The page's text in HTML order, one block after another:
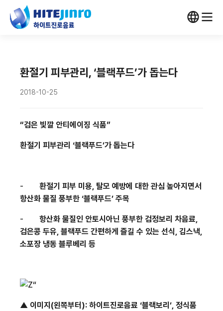
환절기 피부관리, ‘블랙푸드’가 돕는다
2018-10-25
“검은 빛깔 안티에이징 식품”
환절기 피부관리 ‘블랙푸드’가 돕는다
- 환절기 피부 미용, 탈모 예방에 대한 관심 높아지면서
항산화 물질 풍부한 ‘블랙푸드’ 주목
- 항산화 물질인 안토시아닌 풍부한 검정보리 차음료,
검은콩 두유, 블랙푸드 간편하게 즐길 수 있는 선식, 김스낵,
소포장 냉동 블루베리 등
▲ 이미지 (왼쪽부터 ): 하이트진로음료 ‘블랙보리’, 정식품